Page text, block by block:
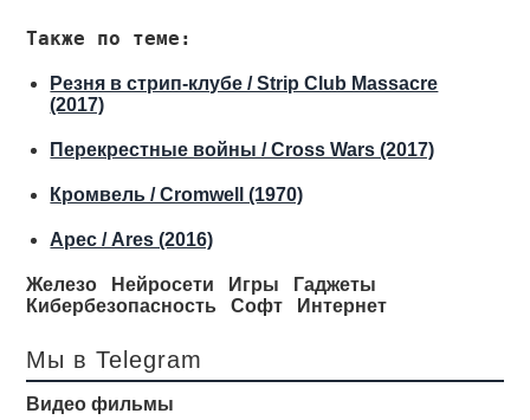
Также по теме:
Резня в стрип-клубе / Strip Club Massacre
(2017)
Перекрестные войны / Cross Wars (2017)
Кромвель / Cromwell (1970)
Арес / Ares (2016)
Железо Нейросети Игры
Гаджеты
Кибербезопасность
Софт Интернет
Мы в Telegram
Видео фильмы